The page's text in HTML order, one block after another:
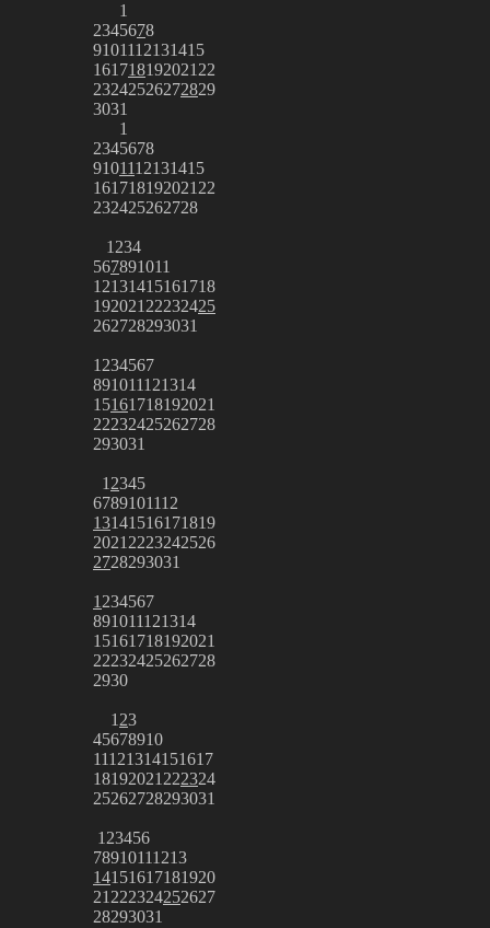
1
2345678
9101112131415
161718192021 22
23242526272829
3031
1
2345678
9101112131415
161718192021 22
232425262728
1 234
567891011
12131415161718
192021 22232425
262728293031
1 234567
891011121314
15161718192021
22232425262728
293031
1 2345
6789101112
13141516171819
2021 2223242526
2728293031
1 234567
891011121314
15161718192021
22232425262728
2930
1 23
45678910
11121314151617
18192021 222324
25262728293031
1 23456
78910111213
14151617181920
21 222324252627
28293031